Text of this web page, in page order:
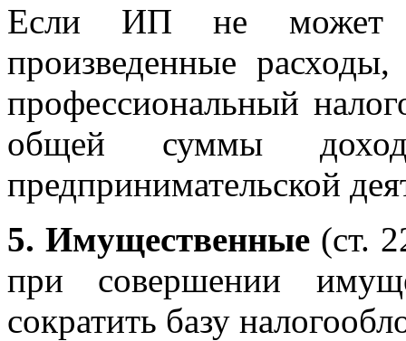
Если ИП не может
произведенные
профессиональный
общей суммы
предпринимательской
5. Имущественные(ст.
при совершении
сократить базу